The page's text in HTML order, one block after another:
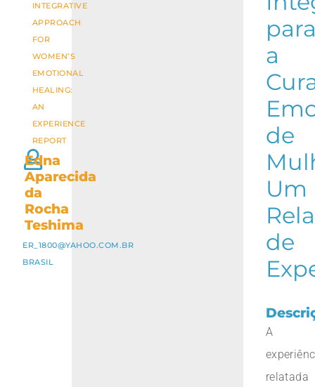
INTEGRATIVE
APPROACH
FOR
WOMEN’S
EMOTIONAL
HEALING:
AN
EXPERIENCE
REPORT
Edna
Aparecida
da
Rocha
Teshima
ER_1800@YAHOO.COM.BR
BRASIL
a
de
Um
de
A
relatada